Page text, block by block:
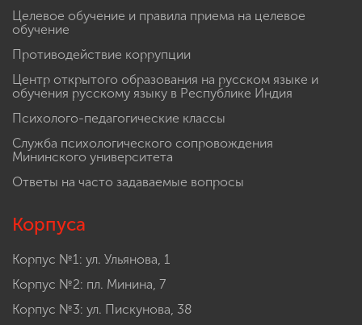
Целевое обучение и правила приема на целевое
обучение
Противодействие коррупции
Центр открытого образования на русском языке и
обучения русскому языку в Республике Индия
Психолого-педагогические классы
Служба психологического сопровождения
Мининского университета
Ответы на часто задаваемые вопросы
Корпуса
Корпус №1: ул. Ульянова, 1
Корпус №2: пл. Минина, 7
Корпус №3: ул. Пискунова, 38